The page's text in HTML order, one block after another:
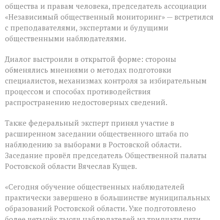
общества и правам человека, председатель ассоциации
«Независимый общественный мониторинг» — встретился
с преподавателями, экспертами и будущими
общественными наблюдателями.
Диалог выстроили в открытой форме: стороны
обменялись мнениями о методах подготовки
специалистов, механизмах контроля за избирательным
процессом и способах противодействия
распространению недостоверных сведений.
Также федеральный эксперт принял участие в
расширенном заседании общественного штаба по
наблюдению за выборами в Ростовской области.
Заседание провёл председатель Общественной палаты
Ростовской области Вячеслав Кущев.
«Сегодня обучение общественных наблюдателей
практически завершено в большинстве муниципальных
образований Ростовской области. Уже подготовлено